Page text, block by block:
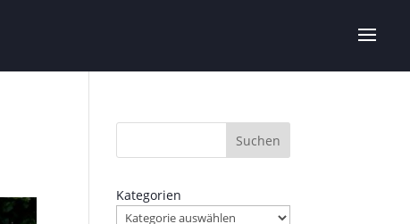
Suchen
Kategorien